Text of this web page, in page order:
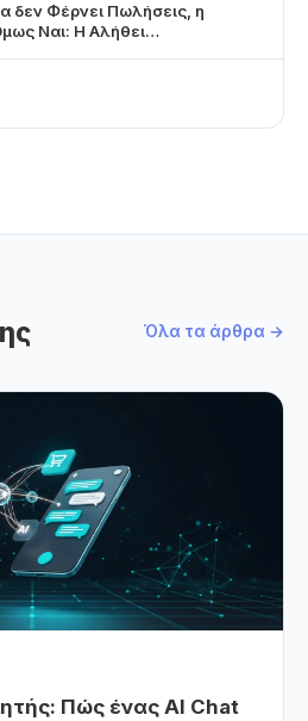
δεν Φέρνει Πωλήσεις, η
Ναι: Η Αλήθει…
Όλα τα άρθρα →
Πώς ένας AI Chat